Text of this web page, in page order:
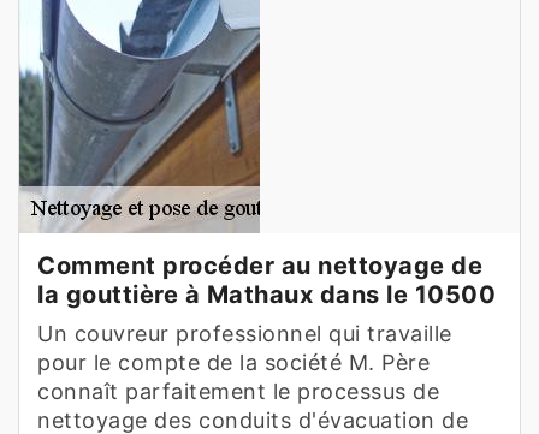
Comment procéder au nettoyage de
la gouttière à Mathaux dans le 10500
Un couvreur professionnel qui travaille
pour le compte de la société M. Père
connaît parfaitement le processus de
nettoyage des conduits d'évacuation de